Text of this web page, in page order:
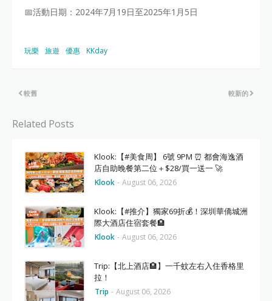
📅活動日期：2024年7月19日至2025年1月5日
玩樂 旅遊 優惠 KKday
較新的
較舊
Related Posts
Klook:【#美食周】 6號 9PM ⏰ 都會海逸酒
店自助晚餐第二位＋$28/買一送一 🚀
Klook - August 06, 2026
Klook:【#推介】獨家69折💰！深圳華僑城洲
際大酒店住宿套餐🏨
Klook - August 06, 2026
Trip:【北上酒店🏨】一千蚊左右入住香格里
拉！
Trip - August 06, 2026